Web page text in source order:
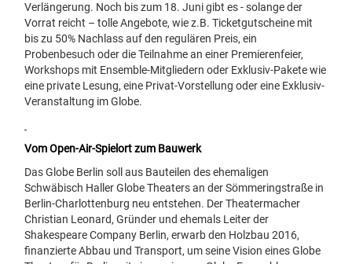
Verlängerung. Noch bis zum 18. Juni gibt es - solange der
Vorrat reicht – tolle Angebote, wie z.B. Ticketgutscheine mit
bis zu 50% Nachlass auf den regulären Preis, ein
Probenbesuch oder die Teilnahme an einer Premierenfeier,
Workshops mit Ensemble-Mitgliedern oder Exklusiv-Pakete wie
eine private Lesung, eine Privat-Vorstellung oder eine Exklusiv-
Veranstaltung im Globe.
Vom Open-Air-Spielort zum Bauwerk
Das Globe Berlin soll aus Bauteilen des ehemaligen
Schwäbisch Haller Globe Theaters an der Sömmeringstraße in
Berlin-Charlottenburg neu entstehen. Der Theatermacher
Christian Leonard, Gründer und ehemals Leiter der
Shakespeare Company Berlin, erwarb den Holzbau 2016,
finanzierte Abbau und Transport, um seine Vision eines Globe